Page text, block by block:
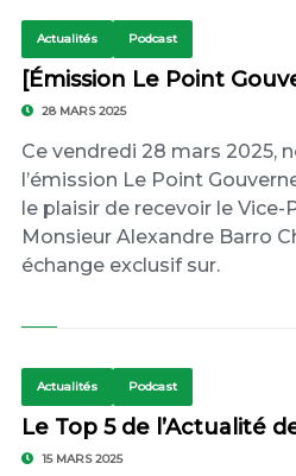
Actualités Podcast
[Émission Le Point
28 MARS 2025
Ce vendredi 28 mars 2025,
l’émission Le Point
le plaisir de recevoir le Vice-
Monsieur Alexandre Barro
échange exclusif sur.
Actualités Podcast
Le Top 5 de l’Actualité
15 MARS 2025